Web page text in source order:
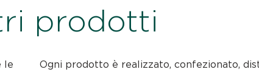
prodotti
le
Ogni prodotto è realizzato, confezionato,